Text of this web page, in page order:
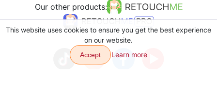
Our other products:
This website uses cookies to ensure you get the best experience
on our website.
Accept Learn more